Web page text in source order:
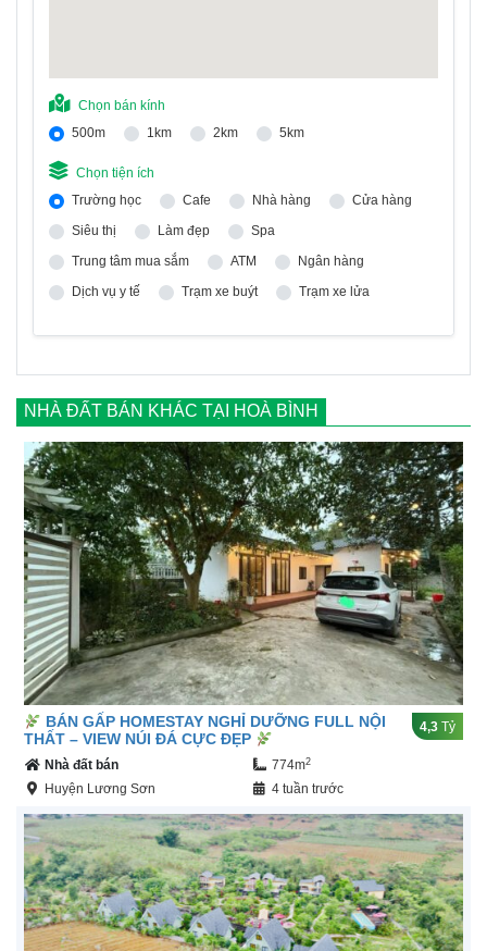
Chọn bán kính
500m
1km 2km 5km
Chọn tiện ích
Trường học
Cafe Nhà hàng
Cửa hàng
Siêu thị
Làm đẹp
Spa
Trung tâm mua sắm
ATM
Ngân hàng
Dịch vụ y tế
Trạm xe buýt Trạm xe lửa
NHÀ ĐẤT BÁN KHÁC TẠI HOÀ BÌNH
BÁN GẤP HOMESTAY NGHỈ DƯỠNG FULL NỘI
THẤT – VIEW NÚI ĐÁ CỰC ĐẸP
4,3 Tỷ
Nhà đất bán 774m2
Huyện Lương Sơn 4 tuần trước